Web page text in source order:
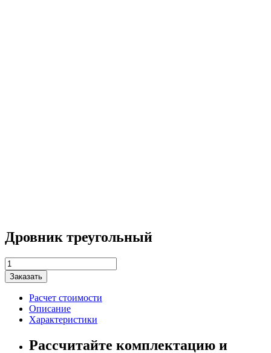
Дровник треугольный
Количество
товара
Дровник
треугольный
Заказать
Расчет стоимости
Описание
Характеристики
Рассчитайте комплектацию и